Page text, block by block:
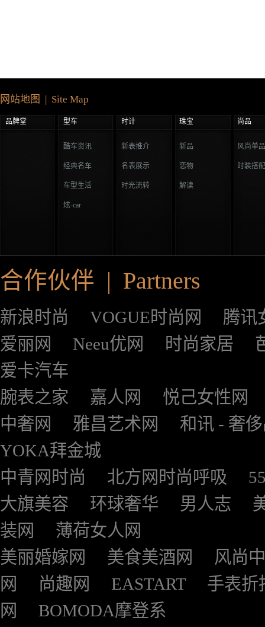
网站地图 | Site Map
品牌堂 型车 时计 珠宝 尚品
酷车资讯
经典名车
车型生活
炫-car
新表推介
名表展示
时光流转
新品
恋物
解读
风尚单品
时装搭配
合作伙伴 | Partners
新浪时尚 VOGUE时尚网
腾讯
爱丽网
Neeu优网 时尚家居
爱卡汽车
腕表之家
嘉人网
悦己女性网
中奢网
雅昌艺术网
和讯 - 奢
YOKA拜金城
中青网时尚
北方网时尚呼吸
大旗美容
环球奢华 男人志
装网
薄荷女人网
美丽婚嫁网
美食美酒网
风尚
网
尚趣网 EASTART
手表折
网
BOMODA摩登系